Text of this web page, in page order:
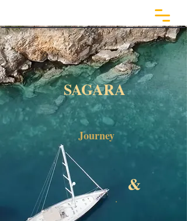
SAGARA
Journey
&